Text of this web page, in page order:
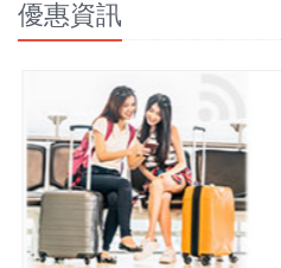
優惠資訊